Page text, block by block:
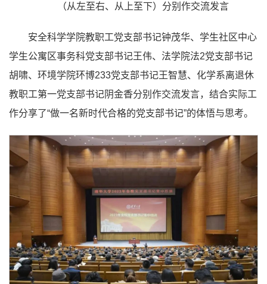
（从左至右、从上至下）分别作交流发言
安全科学学院教职工党支部书记钟茂华、学生社区中心
学生公寓区事务科党支部书记王伟、法学院法2党支部书记
胡啸、环境学院环博233党支部书记王智慧、化学系离退休
教职工第一党支部书记阴金香分别作交流发言，结合实际工
作分享了“做一名新时代合格的党支部书记”的体悟与思考。